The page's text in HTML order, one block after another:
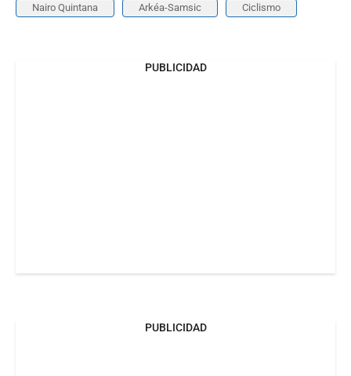
Nairo Quintana Arkéa-Samsic Ciclismo
PUBLICIDAD
PUBLICIDAD